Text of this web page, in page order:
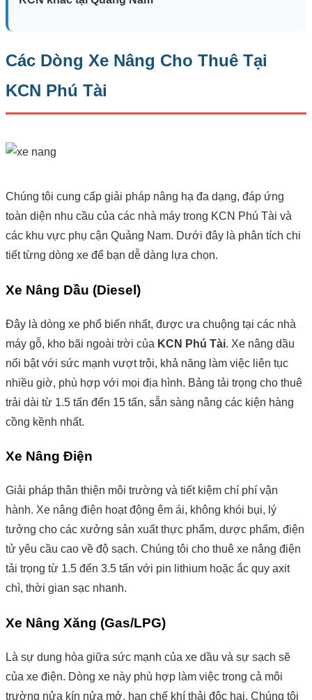
Các Dòng Xe Nâng Cho Thuê Tại
KCN Phú Tài
Chúng tôi cung cấp giải pháp nâng hạ đa dạng, đáp ứng
toàn diện nhu cầu của các nhà máy trong KCN Phú Tài và
các khu vực phụ cận Quảng Nam. Dưới đây là phân tích chi
tiết từng dòng xe để bạn dễ dàng lựa chọn.
Xe Nâng Dầu (Diesel)
Đây là dòng xe phổ biến nhất, được ưa chuộng tại các nhà
máy gỗ, kho bãi ngoài trời của KCN Phú Tài. Xe nâng dầu
nổi bật với sức mạnh vượt trội, khả năng làm việc liên tục
nhiều giờ, phù hợp với mọi địa hình. Bảng tải trọng cho thuê
trải dài từ 1.5 tấn đến 15 tấn, sẵn sàng nâng các kiện hàng
cồng kềnh nhất.
Xe Nâng Điện
Giải pháp thân thiện môi trường và tiết kiệm chí phí vận
hành. Xe nâng điện hoạt động êm ái, không khói bụi, lý
tưởng cho các xưởng sản xuất thực phẩm, dược phẩm, điện
tử yêu cầu cao về độ sạch. Chúng tôi cho thuê xe nâng điện
tải trọng từ 1.5 đến 3.5 tấn với pin lithium hoặc ắc quy axit
chì, thời gian sạc nhanh.
Xe Nâng Xăng (Gas/LPG)
Là sự dung hòa giữa sức mạnh của xe dầu và sự sạch sẽ
của xe điện. Dòng xe này phù hợp làm việc trong cả môi
trường nửa kín nửa mở, hạn chế khí thải độc hại. Chúng tôi